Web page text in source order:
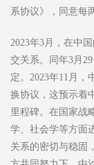
系协议》，同意每
2023年3月，在中
交关系。同年3月
定。2023年11月，
换协议，这预示着
里程碑。在国家战
学、社会学等方面
关系的密切与稳固